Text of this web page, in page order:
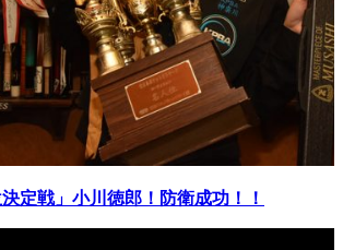
定戦」小川徳郎！防衛成功！！